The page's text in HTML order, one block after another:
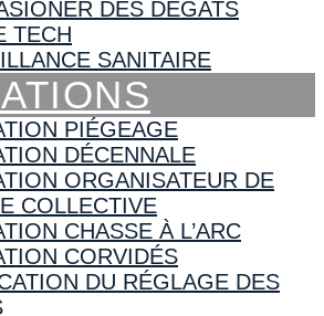
DES DÉGATS
TECH
SANITAIRE
PIÉGEAGE
DÉCENNALE
ORGANISATEUR DE
COLLECTIVE
CHASSE À L’ARC
CORVIDÉS
DU RÉGLAGE DES